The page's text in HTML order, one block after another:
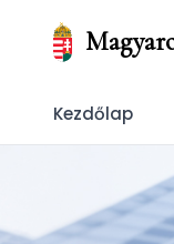
Kezdőlap